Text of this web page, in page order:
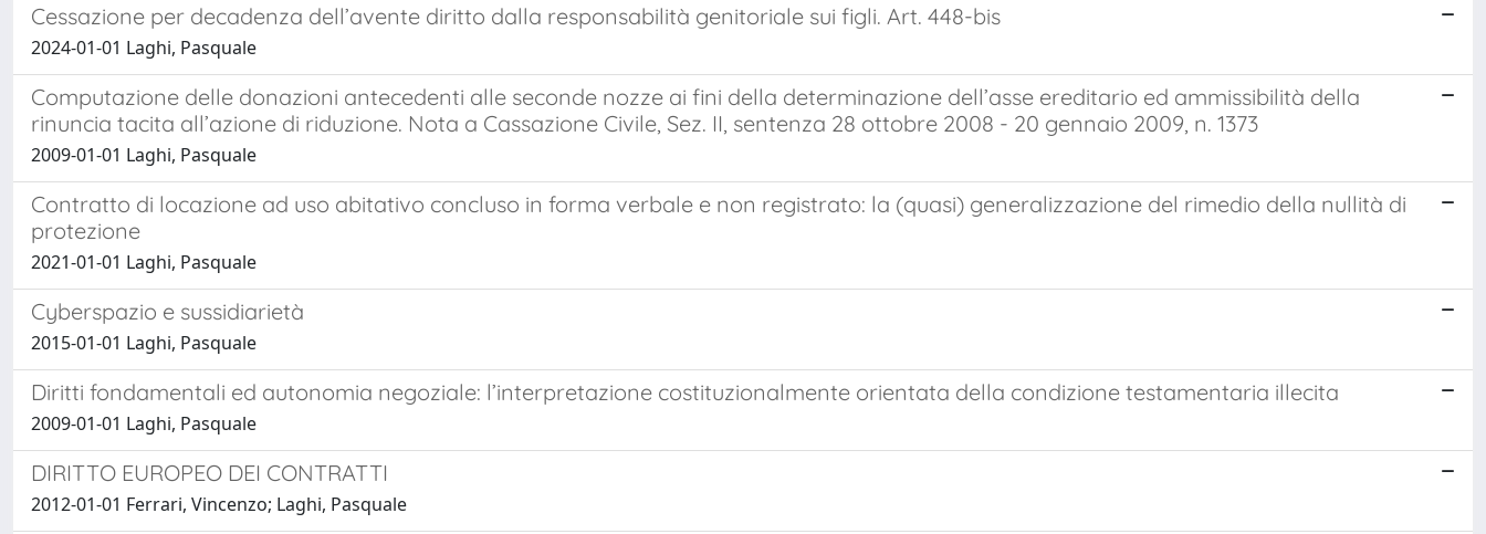
Cessazione per decadenza dell’avente diritto dalla responsabilità genitoriale sui figli. Art. 448-bis
2024-01-01 Laghi, Pasquale
Computazione delle donazioni antecedenti alle seconde nozze ai fini della determinazione dell’asse ereditario ed ammissibilità della
rinuncia tacita all’azione di riduzione. Nota a Cassazione Civile, Sez. II, sentenza 28 ottobre 2008 - 20 gennaio 2009, n. 1373
2009-01-01 Laghi, Pasquale
Contratto di locazione ad uso abitativo concluso in forma verbale e non registrato: la (quasi) generalizzazione del rimedio della nullità di
protezione
2021-01-01 Laghi, Pasquale
Cyberspazio e sussidiarietà
2015-01-01 Laghi, Pasquale
Diritti fondamentali ed autonomia negoziale: l’interpretazione costituzionalmente orientata della condizione testamentaria illecita
2009-01-01 Laghi, Pasquale
DIRITTO EUROPEO DEI CONTRATTI
2012-01-01 Ferrari, Vincenzo; Laghi, Pasquale